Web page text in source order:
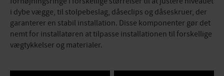
i dybe vægge, til stolpebeslag, dåseclips og dåseskruer, der
garanterer en stabil installation. Disse komponenter gør det
nemt for installatøren at tilpasse installationen til forskellige
vægtykkelser og materialer.